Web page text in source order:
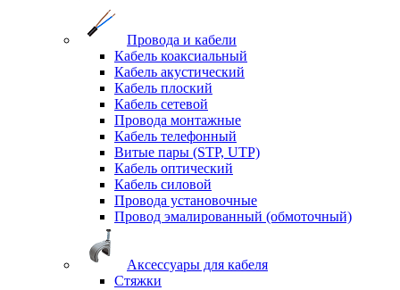
Провода и кабели
Кабель коаксиальный
Кабель акустический
Кабель плоский
Кабель сетевой
Провода монтажные
Кабель телефонный
Витые пары (STP, UTP)
Кабель оптический
Кабель силовой
Провода установочные
Провод эмалированный (обмоточный)
Аксессуары для кабеля
Стяжки